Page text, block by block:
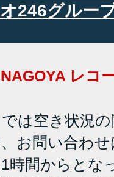
246グルー
レコ
では空き状況
、お問い合わ
1時間からとな